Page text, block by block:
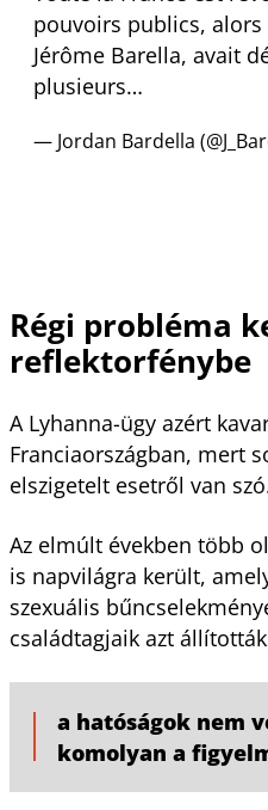
pouvoirs publics,
Jérôme Barella, avait
plusieurs…
— Jordan Bardella
Régi probléma
reflektorfénybe
A Lyhanna-ügy azért
Franciaországban, mert
elszigetelt esetről van
Az elmúlt években több
is napvilágra került,
szexuális
családtagjaik azt
a hatóságok nem
komolyan a